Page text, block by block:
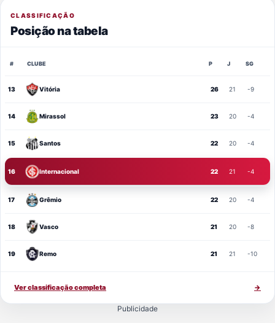
CLASSIFICAÇÃO
Posição na tabela
# CLUBE P J SG
13 Vitória 26 21 -9
14 Mirassol 23 20 -4
15 Santos 22 20 -4
16 Internacional 22 21 -4
17 Grêmio 22 20 -4
18 Vasco 21 20 -8
19 Remo 21 21 -10
Ver classificação completa →
Publicidade